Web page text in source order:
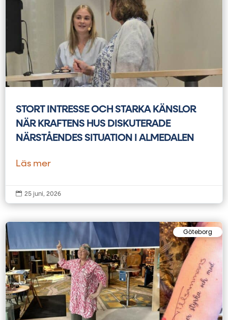
STORT INTRESSE OCH STARKA KÄNSLOR
NÄR KRAFTENS HUS DISKUTERADE
NÄRSTÅENDES SITUATION I ALMEDALEN
Läs mer
 25 juni, 2026
Göteborg